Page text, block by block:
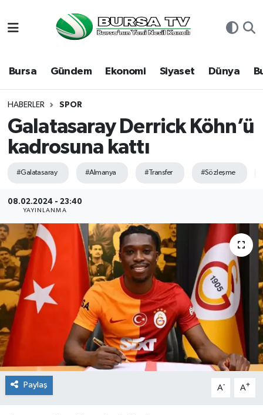
Bursa Gündem Ekonomi Siyaset Dünya
HABERLER SPOR
Galatasaray Derrick Köhn’ü
kadrosuna kattı
#Galatasaray #Almanya #Transfer #Sözleşme
08.02.2024 - 23:40
YAYINLANMA
Paylaş A- A+
Bursa
Dünya
Eğitim
Gündem
Magazin
Sağlık
Siyaset
Teknoloji
Hava Durumu
Namaz Vakitleri
Trafik Durumu
Son Dakika Haberleri
Haber Arşivi